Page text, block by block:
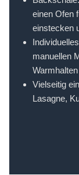
einen Ofen
einstecken
manuellen
Vielseitig
Lasagne,